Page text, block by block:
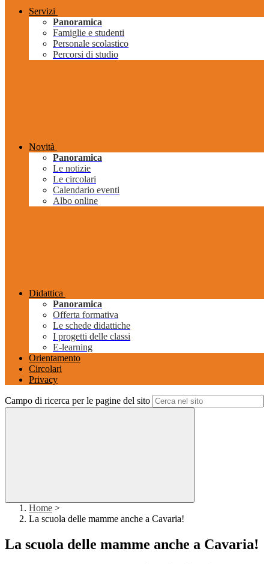
Servizi
Panoramica
Famiglie e studenti
Personale scolastico
Percorsi di studio
Novità
Panoramica
Le notizie
Le circolari
Calendario eventi
Albo online
Didattica
Panoramica
Offerta formativa
Le schede didattiche
I progetti delle classi
E-learning
Orientamento
Circolari
Privacy
Campo di ricerca per le pagine del sito
Home >
La scuola delle mamme anche a Cavaria!
La scuola delle mamme anche a Cavaria!